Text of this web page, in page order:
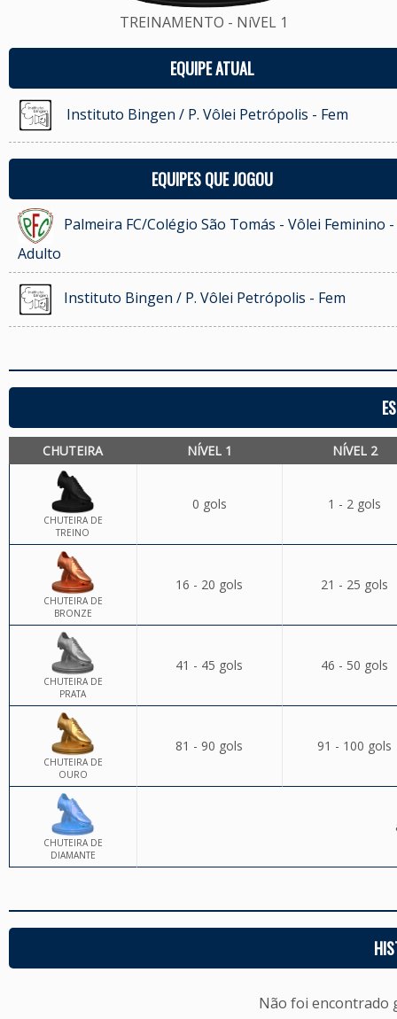
TREINAMENTO - NíVEL 1
EQUIPE ATUAL
Instituto Bingen / P. Vôlei Petrópolis - Fem
EQUIPES QUE JOGOU
Palmeira FC/Colégio São Tomás - Vôlei Feminino -
Adulto
Instituto Bingen / P. Vôlei Petrópolis - Fem
CHUTEIRA NÍVEL 1 NÍVEL 2
CHUTEIRA DE
TREINO
0 gols 1 - 2 gols
CHUTEIRA DE
BRONZE
16 - 20 gols 21 - 25 gols
CHUTEIRA DE
PRATA
41 - 45 gols 46 - 50 gols
CHUTEIRA DE
OURO
81 - 90 gols 91 - 100 gols
CHUTEIRA DE
DIAMANTE
Não foi encontrado